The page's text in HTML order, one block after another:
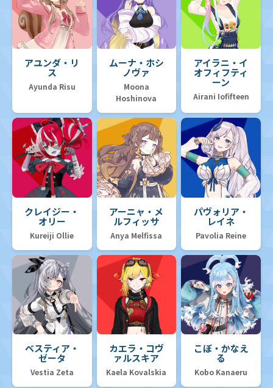
アユンダ・リ
ス
Ayunda Risu
ムーナ・ホシ
ノヴァ
Moona
Hoshinova
アイラニ・イ
オフィフティ
ーン
Airani Iofifteen
クレイジー・
オリー
Kureiji Ollie
アーニャ・メ
ルフィッサ
Anya Melfissa
パヴォリア・
レイネ
Pavolia Reine
ベスティア・
ゼータ
Vestia Zeta
カエラ・コヴ
ァルスキア
Kaela Kovalskia
こぼ・かなえ
る
Kobo Kanaeru